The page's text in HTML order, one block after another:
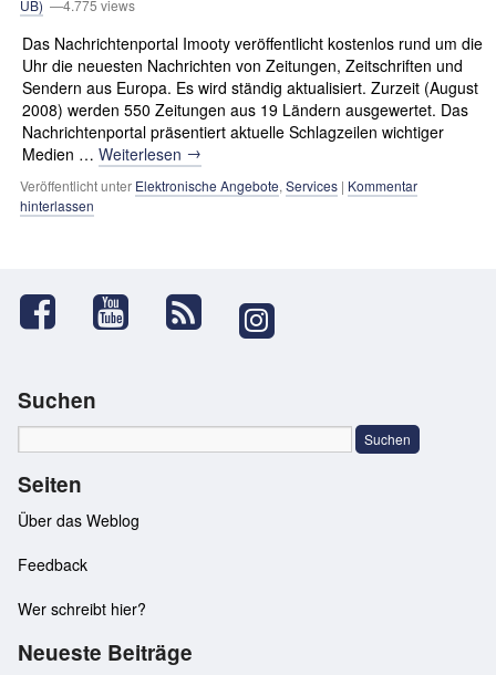
UB) —4.775 views
Das Nachrichtenportal Imooty veröffentlicht kostenlos rund um die
Uhr die neuesten Nachrichten von Zeitungen, Zeitschriften und
Sendern aus Europa. Es wird ständig aktualisiert. Zurzeit (August
2008) werden 550 Zeitungen aus 19 Ländern ausgewertet. Das
Nachrichtenportal präsentiert aktuelle Schlagzeilen wichtiger
Medien … Weiterlesen →
Veröffentlicht unter Elektronische Angebote, Services | Kommentar
hinterlassen
Suchen
Seiten
Über das Weblog
Feedback
Wer schreibt hier?
Neueste Beiträge